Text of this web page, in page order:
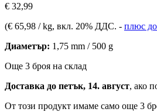
€ 32,99
(€ 65,98 / kg, вкл. 20% ДДС. - плюс
Диаметър: 1,75 mm / 500 g
Още 3 броя на склад
Доставка до петък, 14. август, ако
От този продукт имаме само още 3